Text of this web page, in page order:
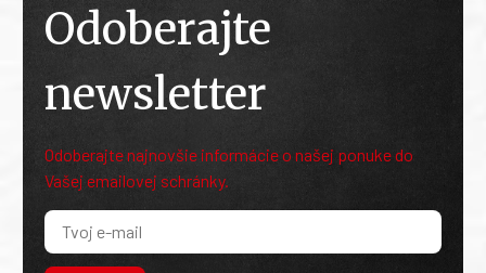
Odoberajte
newsletter
Odoberajte najnovšie informácie o našej ponuke do
Vašej emailovej schránky.